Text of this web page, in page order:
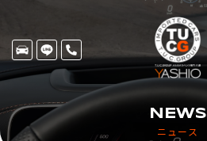
ニュース
NEWS